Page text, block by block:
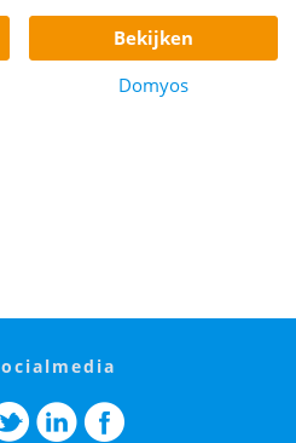
bekijken
Domyos
socialmedia